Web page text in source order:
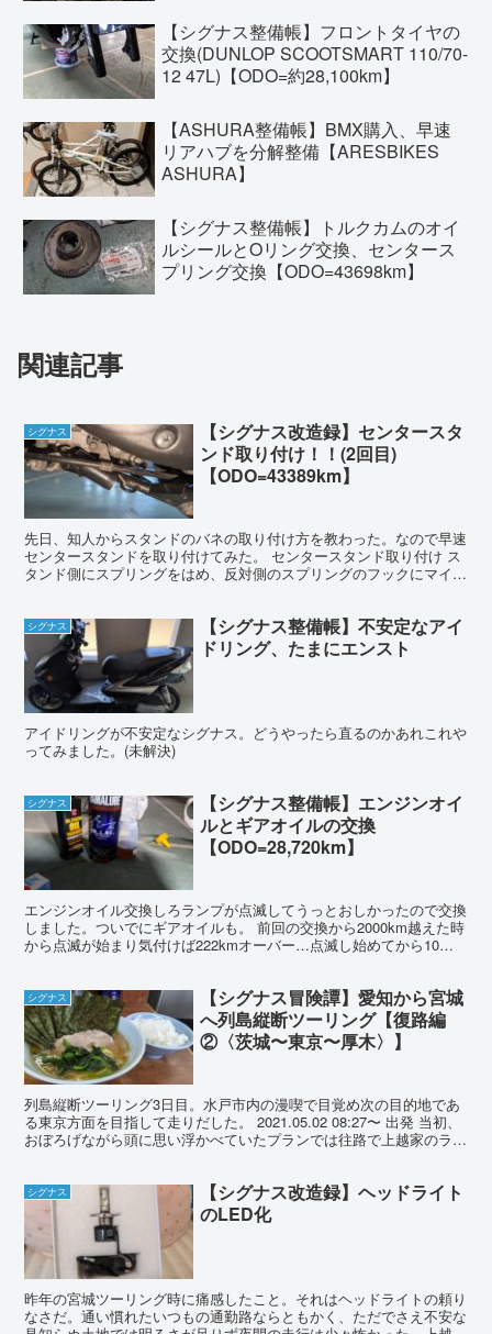
【シグナス整備帳】フロントタイヤの
交換(DUNLOP SCOOTSMART 110/70-
12 47L)【ODO=約28,100km】
【ASHURA整備帳】BMX購入、早速
リアハブを分解整備【ARESBIKES
ASHURA】
【シグナス整備帳】トルクカムのオイ
ルシールとOリング交換、センタース
プリング交換【ODO=43698km】
関連記事
シグナス
【シグナス改造録】センタースタ
ンド取り付け！！(2回目)
【ODO=43389km】
先日、知人からスタンドのバネの取り付け方を教わった。なので早速
センタースタンドを取り付けてみた。 センタースタンド取り付け ス
タンド側にスプリングをはめ、反対側のスプリングのフックにマイナ
シグナス
【シグナス整備帳】不安定なアイ
ドリング、たまにエンスト
アイドリングが不安定なシグナス。どうやったら直るのかあれこれや
ってみました。(未解決)
シグナス
【シグナス整備帳】エンジンオイ
ルとギアオイルの交換
【ODO=28,720km】
エンジンオイル交換しろランプが点滅してうっとおしかったので交換
しました。ついでにギアオイルも。 前回の交換から2000km越えた時
から点滅が始まり気付けば222kmオーバー…点滅し始めてから10日
シグナス
【シグナス冒険譚】愛知から宮城
へ列島縦断ツーリング【復路編
②〈茨城〜東京〜厚木〉】
列島縦断ツーリング3日目。水戸市内の漫喫で目覚め次の目的地であ
る東京方面を目指して走りだした。 2021.05.02 08:27〜 出発 当初、
おぼろげながら頭に思い浮かべていたプランでは往路で上越家のラー
シグナス
【シグナス改造録】ヘッドライト
のLED化
昨年の宮城ツーリング時に痛感したこと。それはヘッドライトの頼り
なさだ。通い慣れたいつもの通勤路ならともかく、ただでさえ不安な